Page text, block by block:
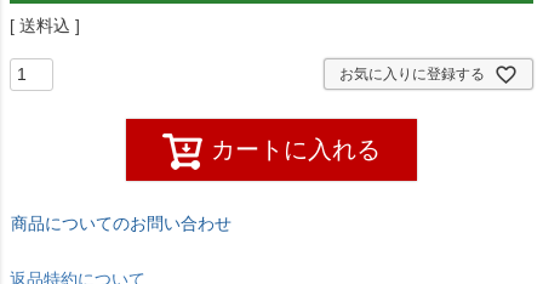
送料込
お気に入りに登録する
カートに入れる
商品についてのお問い合わせ
返品特約について